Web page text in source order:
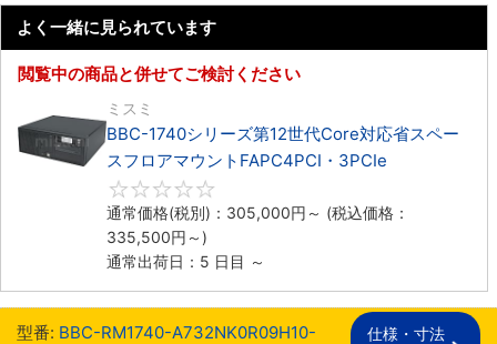
よく一緒に見られています
閲覧中の商品と併せてご検討ください
ミスミ
BBC-1740シリーズ第12世代Core対応省スペー
スフロアマウントFAPC4PCI・3PCIe
通常価格(税別)： 305,000円 ～ (税込価格：
335,500円 ～)
通常出荷日：5 日目 ～
型番: BBC-RM1740-A732NK0R09H10-
仕様・寸法